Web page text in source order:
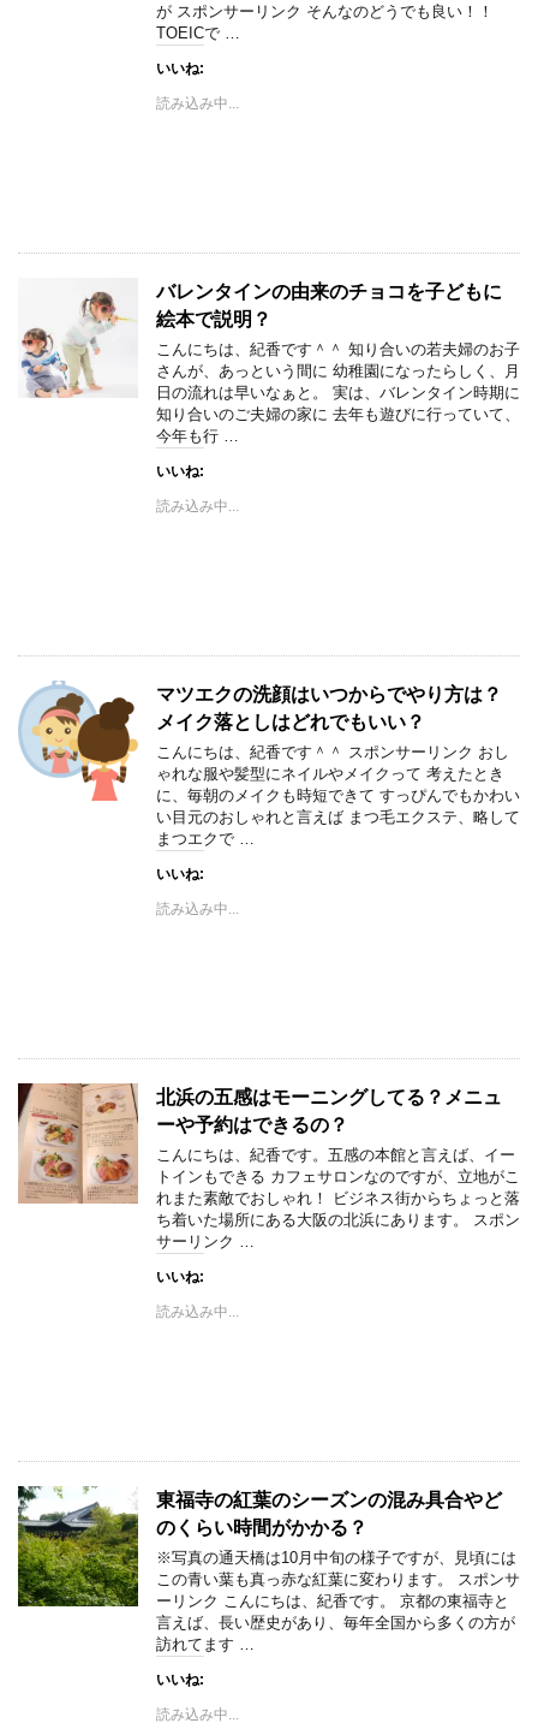
が スポンサーリンク そんなのどうでも良い！！
TOEICで …
いいね:
読み込み中...
バレンタインの由来のチョコを子どもに
絵本で説明？
こんにちは、紀香です＾＾ 知り合いの若夫婦のお子
さんが、あっという間に 幼稚園になったらしく、月
日の流れは早いなぁと。 実は、バレンタイン時期に
知り合いのご夫婦の家に 去年も遊びに行っていて、
今年も行 …
いいね:
読み込み中...
マツエクの洗顔はいつからでやり方は？
メイク落としはどれでもいい？
こんにちは、紀香です＾＾ スポンサーリンク おし
ゃれな服や髪型にネイルやメイクって 考えたとき
に、毎朝のメイクも時短できて すっぴんでもかわい
い目元のおしゃれと言えば まつ毛エクステ、略して
まつエクで …
いいね:
読み込み中...
北浜の五感はモーニングしてる？メニュ
ーや予約はできるの？
こんにちは、紀香です。五感の本館と言えば、イー
トインもできる カフェサロンなのですが、立地がこ
れまた素敵でおしゃれ！ ビジネス街からちょっと落
ち着いた場所にある大阪の北浜にあります。 スポン
サーリンク …
いいね:
読み込み中...
東福寺の紅葉のシーズンの混み具合やど
のくらい時間がかかる？
※写真の通天橋は10月中旬の様子ですが、見頃には
この青い葉も真っ赤な紅葉に変わります。 スポンサ
ーリンク こんにちは、紀香です。 京都の東福寺と
言えば、長い歴史があり、毎年全国から多くの方が
訪れてます …
いいね:
読み込み中...